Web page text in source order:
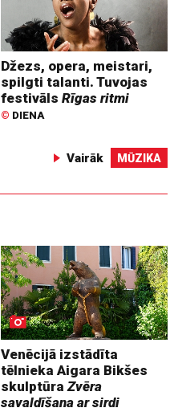
Džezs, opera, meistari,
spilgti talanti. Tuvojas
festivālsRīgas ritmi
© DIENA
Vairāk MŪZIKA
Venēcijā izstādīta
tēlnieka Aigara Bikšes
skulptūraZvēra
savaldīšana ar sirdi